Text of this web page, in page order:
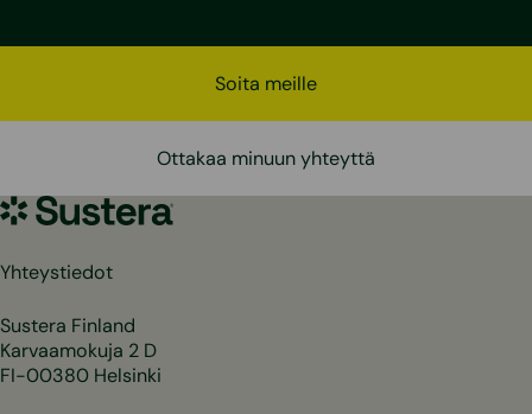
Soita meille
Ottakaa minuun yhteyttä
Sustera
Yhteystiedot
Sustera Finland
Karvaamokuja 2 D
FI-00380 Helsinki